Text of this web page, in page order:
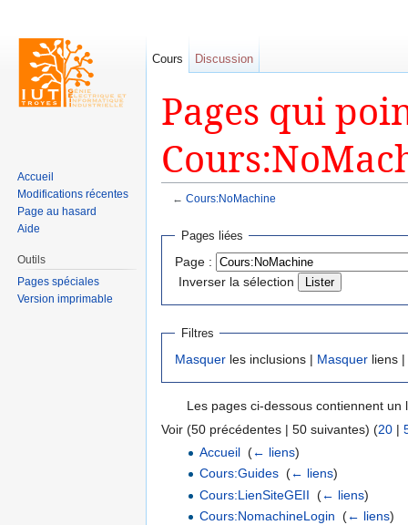
Pages qui
← Cours:NoMachine
Pages liées
Page :
Inverser la sélection
Filtres
Masquer les inclusions | Masquer liens |
Les pages ci-dessous contiennent un
Voir (50 précédentes | 50 suivantes) (20 |
Accueil (← liens)
Cours:Guides (← liens)
Cours:LienSiteGEII (← liens)
Cours:NomachineLogin (← liens)
Cours Discussion
Accueil
Modifications récentes
Page au hasard
Aide
Outils
Pages spéciales
Version imprimable